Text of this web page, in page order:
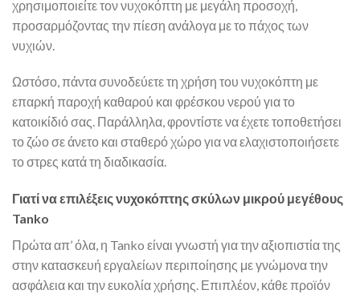
χρησιμοποιείτε τον νυχοκόπτη με μεγάλη προσοχή,
προσαρμόζοντας την πίεση ανάλογα με το πάχος των
νυχιών.
Ωστόσο, πάντα συνοδεύετε τη χρήση του νυχοκόπτη με
επαρκή παροχή καθαρού και φρέσκου νερού για το
κατοικίδιό σας. Παράλληλα, φροντίστε να έχετε τοποθετήσει
το ζώο σε άνετο και σταθερό χώρο για να ελαχιστοποιήσετε
το στρες κατά τη διαδικασία.
Γιατί να επιλέξεις νυχοκόπτης σκύλων μικρού μεγέθους
Tanko
Πρώτα απ’ όλα, η Tanko είναι γνωστή για την αξιοπιστία της
στην κατασκευή εργαλείων περιποίησης με γνώμονα την
ασφάλεια και την ευκολία χρήσης. Επιπλέον, κάθε προϊόν